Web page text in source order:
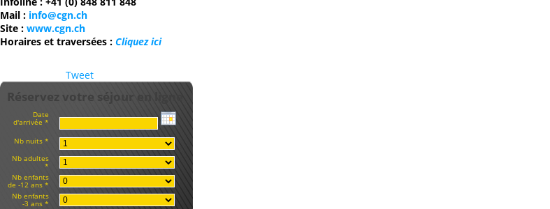
Mail : info@cgn.ch
Site : www.cgn.ch
Horaires et traversées : Cliquez ici
Tweet
Réservez votre séjour en ligne
Date
d'arrivée *
Nb nuits *
Nb adultes
*
Nb enfants
de -12 ans *
Nb enfants
-3 ans *